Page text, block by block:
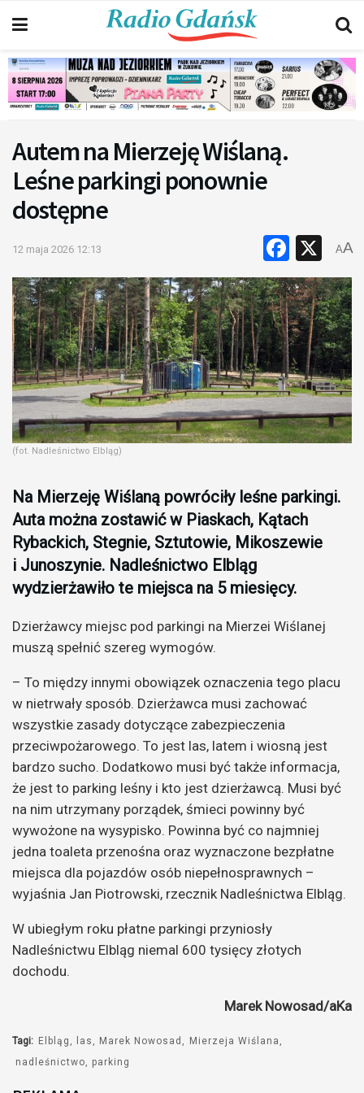
Autem na Mierzeję Wiślaną.
Leśne parkingi ponownie
dostępne
12 maja 2026 12:13 X
AA
(fot. Nadleśnictwo Elbląg)
Na Mierzeję Wiślaną powróciły leśne parkingi.
Auta można zostawić w Piaskach, Kątach
Rybackich, Stegnie, Sztutowie, Mikoszewie
i Junoszynie. Nadleśnictwo Elbląg
wydzierżawiło te miejsca na 5 miesięcy.
Dzierżawcy miejsc pod parkingi na Mierzei Wiślanej
muszą spełnić szereg wymogów.
– To między innymi obowiązek oznaczenia tego placu
w nietrwały sposób. Dzierżawca musi zachować
wszystkie zasady dotyczące zabezpieczenia
przeciwpożarowego. To jest las, latem i wiosną jest
bardzo sucho. Dodatkowo musi być także informacja,
że jest to parking leśny i kto jest dzierżawcą. Musi być
na nim utrzymany porządek, śmieci powinny być
wywożone na wysypisko. Powinna być co najmniej
jedna toaleta przenośna oraz wyznaczone bezpłatne
miejsca dla pojazdów osób niepełnosprawnych –
wyjaśnia Jan Piotrowski, rzecznik Nadleśnictwa Elbląg.
W ubiegłym roku płatne parkingi przyniosły
Nadleśnictwu Elbląg niemal 600 tysięcy złotych
dochodu.
Marek Nowosad/aKa
Tagi: Elbląg las Marek Nowosad
Mierzeja Wiślana
nadleśnictwo
parking